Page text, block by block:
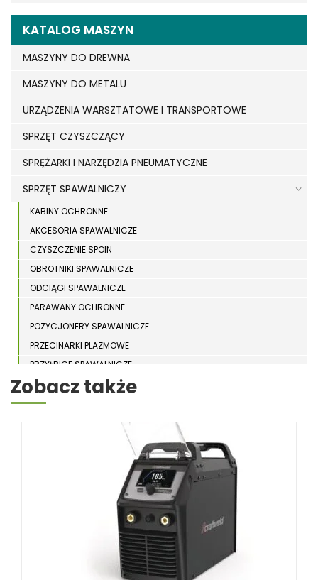
KATALOG MASZYN
MASZYNY DO DREWNA
MASZYNY DO METALU
URZĄDZENIA WARSZTATOWE I TRANSPORTOWE
SPRZĘT CZYSZCZĄCY
SPRĘŻARKI I NARZĘDZIA PNEUMATYCZNE
SPRZĘT SPAWALNICZY
KABINY OCHRONNE
AKCESORIA SPAWALNICZE
CZYSZCZENIE SPOIN
OBROTNIKI SPAWALNICZE
ODCIĄGI SPAWALNICZE
PARAWANY OCHRONNE
POZYCJONERY SPAWALNICZE
PRZECINARKI PLAZMOWE
PRZYŁBICE SPAWALNICZE
SPAWARKI
STOŁY SPAWALNICZE
UCHWYTY DO OBROTNIKÓW
WYPOSAŻENIE DODATKOWE SCHWEISSKRAFT
Zobacz także